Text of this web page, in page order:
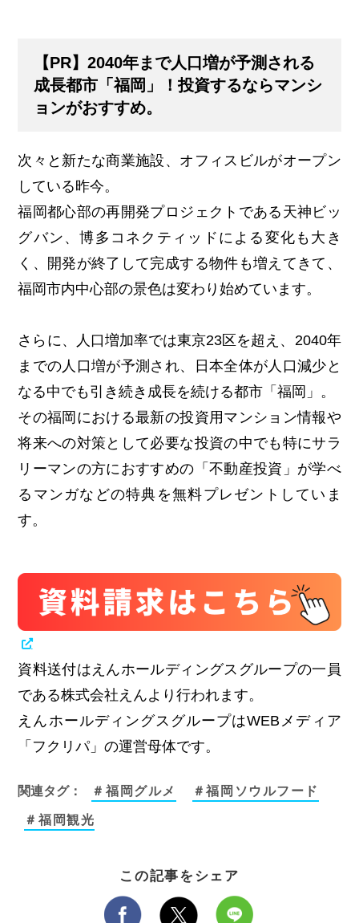
【PR】2040年まで人口増が予測される
成長都市「福岡」！投資するならマンシ
ョンがおすすめ。
次々と新たな商業施設、オフィスビルがオープン
している昨今。
福岡都心部の再開発プロジェクトである天神ビッ
グバン、博多コネクティッドによる変化も大き
く、開発が終了して完成する物件も増えてきて、
福岡市内中心部の景色は変わり始めています。
さらに、人口増加率では東京23区を超え、2040年
までの人口増が予測され、日本全体が人口減少と
なる中でも引き続き成長を続ける都市「福岡」。
その福岡における最新の投資用マンション情報や
将来への対策として必要な投資の中でも特にサラ
リーマンの方におすすめの「不動産投資」が学べ
るマンガなどの特典を無料プレゼントしていま
す。
資料送付はえんホールディングスグループの一員
である株式会社えんより行われます。
えんホールディングスグループはWEBメディア
「フクリパ」の運営母体です。
関連タグ： ＃福岡グルメ ＃福岡ソウルフード
＃福岡観光
この記事をシェア